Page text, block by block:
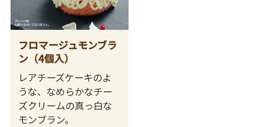
フロマージュモンブラ
ン（4個入）
レアチーズケーキのよ
うな、なめらかなチー
ズクリームの真っ白な
モンブラン。